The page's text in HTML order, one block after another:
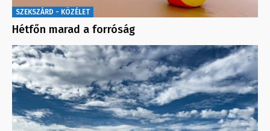
SZEKSZÁRD - KÖZÉLET
Hétfőn marad a forróság